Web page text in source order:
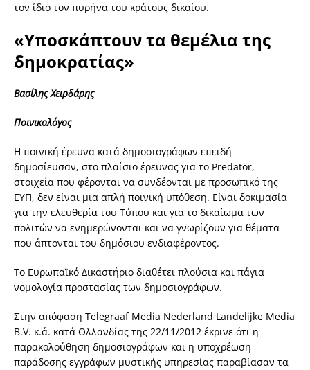
τον ίδιο τον πυρήνα του κράτους δικαίου.
«Υποσκάπτουν τα θεμέλια της
δημοκρατίας»
Βασίλης Χειρδάρης
Ποινικολόγος
Η ποινική έρευνα κατά δημοσιογράφων επειδή
δημοσίευσαν, στο πλαίσιο έρευνας για το Predator,
στοιχεία που φέρονται να συνδέονται με προσωπικό της
ΕΥΠ, δεν είναι μια απλή ποινική υπόθεση. Είναι δοκιμασία
για την ελευθερία του Τύπου και για το δικαίωμα των
πολιτών να ενημερώνονται και να γνωρίζουν για θέματα
που άπτονται του δημόσιου ενδιαφέροντος.
Το Ευρωπαϊκό Δικαστήριο διαθέτει πλούσια και πάγια
νομολογία προστασίας των δημοσιογράφων.
Στην απόφαση Telegraaf Media Nederland Landelijke Media
B.V. κ.ά. κατά Ολλανδίας της 22/11/2012 έκρινε ότι η
παρακολούθηση δημοσιογράφων και η υποχρέωση
παράδοσης εγγράφων μυστικής υπηρεσίας παραβίασαν τα